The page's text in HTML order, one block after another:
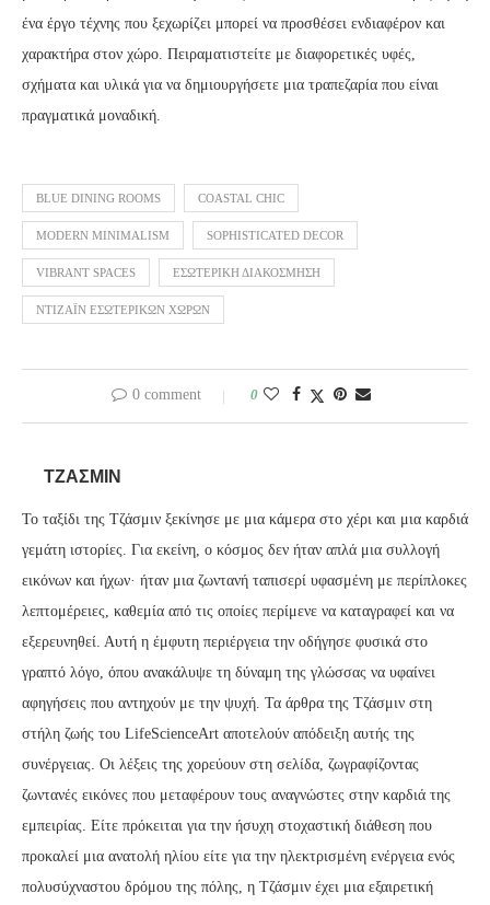
ένα έργο τέχνης που ξεχωρίζει μπορεί να προσθέσει ενδιαφέρον και
χαρακτήρα στον χώρο. Πειραματιστείτε με διαφορετικές υφές,
σχήματα και υλικά για να δημιουργήσετε μια τραπεζαρία που είναι
πραγματικά μοναδική.
BLUE DINING ROOMS COASTAL CHIC
MODERN MINIMALISM SOPHISTICATED DECOR
VIBRANT SPACES ΕΣΩΤΕΡΙΚΉ ΔΙΑΚΌΣΜΗΣΗ
ΝΤΙΖΆΙΝ ΕΣΩΤΕΡΙΚΏΝ ΧΏΡΩΝ
0 comment 0
ΤΖΆΣΜΙΝ
Το ταξίδι της Τζάσμιν ξεκίνησε με μια κάμερα στο χέρι και μια καρδιά
γεμάτη ιστορίες. Για εκείνη, ο κόσμος δεν ήταν απλά μια συλλογή
εικόνων και ήχων· ήταν μια ζωντανή ταπισερί υφασμένη με περίπλοκες
λεπτομέρειες, καθεμία από τις οποίες περίμενε να καταγραφεί και να
εξερευνηθεί. Αυτή η έμφυτη περιέργεια την οδήγησε φυσικά στο
γραπτό λόγο, όπου ανακάλυψε τη δύναμη της γλώσσας να υφαίνει
αφηγήσεις που αντηχούν με την ψυχή. Τα άρθρα της Τζάσμιν στη
στήλη ζωής του LifeScienceArt αποτελούν απόδειξη αυτής της
συνέργειας. Οι λέξεις της χορεύουν στη σελίδα, ζωγραφίζοντας
ζωντανές εικόνες που μεταφέρουν τους αναγνώστες στην καρδιά της
εμπειρίας. Είτε πρόκειται για την ήσυχη στοχαστική διάθεση που
προκαλεί μια ανατολή ηλίου είτε για την ηλεκτρισμένη ενέργεια ενός
πολυσύχναστου δρόμου της πόλης, η Τζάσμιν έχει μια εξαιρετική